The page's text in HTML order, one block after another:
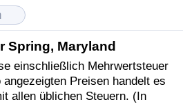
Spring, Maryland
einschließlich Mehrwertsteuer
Preisen handelt es
allen üblichen Steuern. (In
Index (aktuell)
(aktuell)